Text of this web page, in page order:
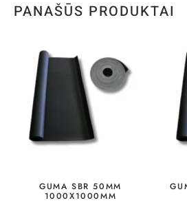
PANAŠŪS PRODUKTAI
GUMA SBR 50MM
1000X1000MM